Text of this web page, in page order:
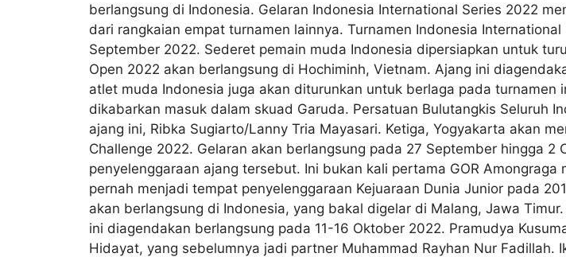
berlangsung di Indonesia. Gelaran Indonesia International Series 2022
dari rangkaian empat turnamen lainnya. Turnamen Indonesia
September 2022. Sederet pemain muda Indonesia dipersiapkan untuk
Open 2022 akan berlangsung di Hochiminh, Vietnam. Ajang ini
atlet muda Indonesia juga akan diturunkan untuk berlaga pada turnamen
dikabarkan masuk dalam skuad Garuda. Persatuan Bulutangkis Seluruh
ajang ini, Ribka Sugiarto/Lanny Tria Mayasari. Ketiga, Yogyakarta akan
Challenge 2022. Gelaran akan berlangsung pada 27 September hingga
penyelenggaraan ajang tersebut. Ini bukan kali pertama GOR
pernah menjadi tempat penyelenggaraan Kejuaraan Dunia Junior pada
akan berlangsung di Indonesia, yang bakal digelar di Malang, Jawa
ini diagendakan berlangsung pada 11-16 Oktober 2022. Pramudya
Hidayat, yang sebelumnya jadi partner Muhammad Rayhan Nur Fadillah.